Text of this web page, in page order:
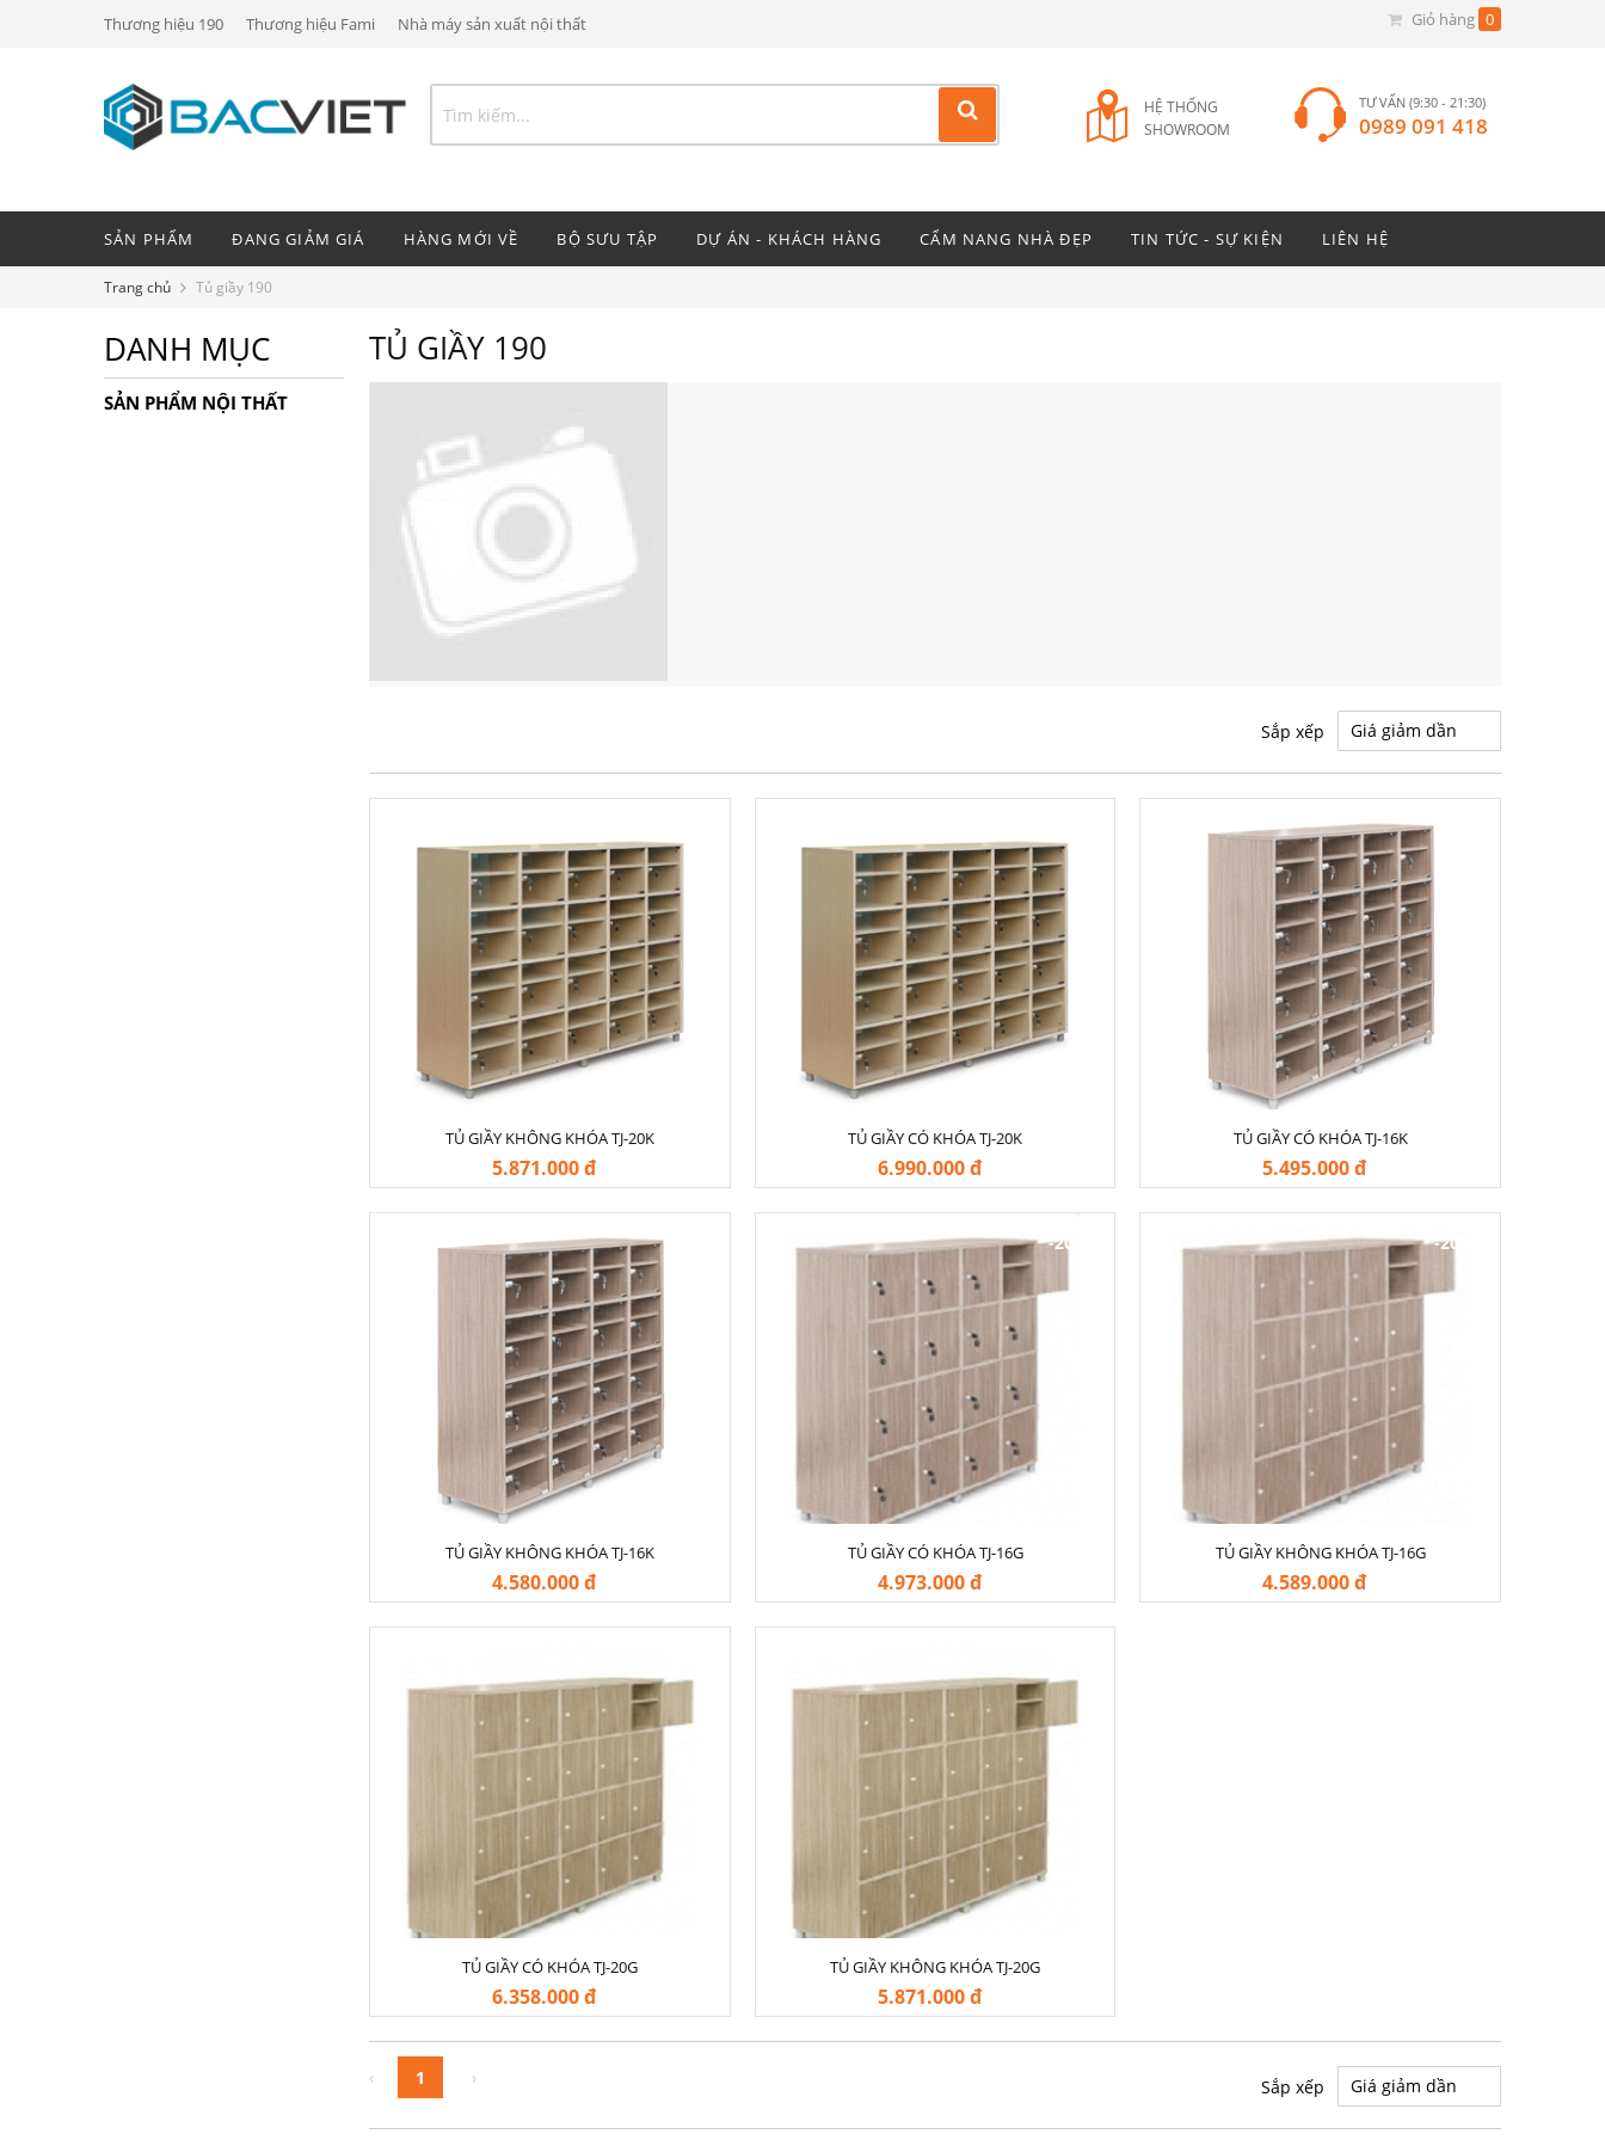
Giỏ hàng 0
Thương hiệu 190 Thương hiệu Fami Nhà máy sản xuất nội thất
HỆ THỐNG
SHOWROOM
TƯ VẤN (9:30 - 21:30)
0989 091 418
SẢN PHẨM ĐANG GIẢM GIÁ HÀNG MỚI VỀ BỘ SƯU TẬP DỰ ÁN - KHÁCH HÀNG CẨM NANG NHÀ ĐẸP TIN TỨC - SỰ KIỆN LIÊN HỆ
Trang chủ Tủ giầy 190
TỦ GIẦY 190
Sắp xếp
TỦ GIẦY KHÔNG KHÓA TJ-20K
5.871.000 đ
TỦ GIẦY CÓ KHÓA TJ-20K
6.990.000 đ
-20%
TỦ GIẦY CÓ KHÓA TJ-16K
5.495.000 đ
-20%
TỦ GIẦY KHÔNG KHÓA TJ-16K
4.580.000 đ
-20%
TỦ GIẦY CÓ KHÓA TJ-16G
4.973.000 đ
-20%
TỦ GIẦY KHÔNG KHÓA TJ-16G
4.589.000 đ
TỦ GIẦY CÓ KHÓA TJ-20G
6.358.000 đ
TỦ GIẦY KHÔNG KHÓA TJ-20G
5.871.000 đ
Trang
‹ 1 › Sắp xếp
DANH MỤC
SẢN PHẨM NỘI THẤT